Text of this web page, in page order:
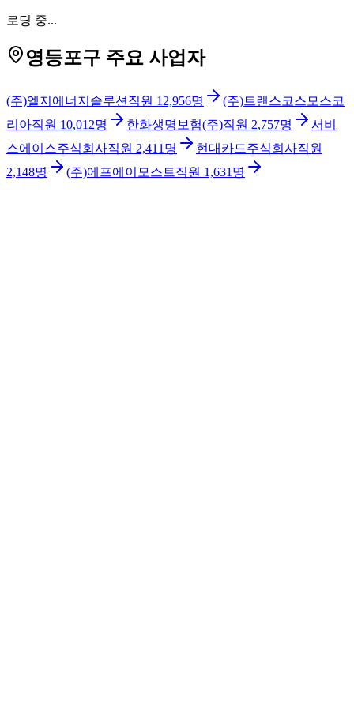
로딩 중...
영등포구 주요 사업자
(주)엘지에너지솔루션 직원 12,956명
(주)트랜스코스모스코
리아직원 10,012명 한화생명보험(주)직원 2,757명
서비
스에이스주식회사직원 2,411 명 현대카드주식회사직원
2,148명 (주)에프에이모스트직원 1,631 명